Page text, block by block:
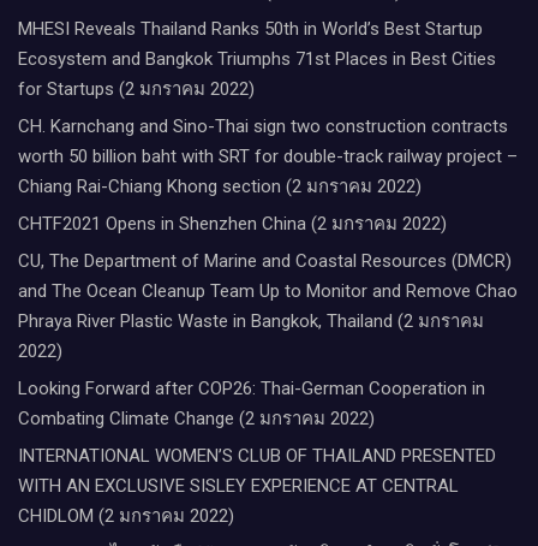
MHESI Reveals Thailand Ranks 50th in World’s Best Startup
Ecosystem and Bangkok Triumphs 71st Places in Best Cities
for Startups (2 มกราคม 2022)
CH. Karnchang and Sino-Thai sign two construction contracts
worth 50 billion baht with SRT for double-track railway project –
Chiang Rai-Chiang Khong section (2 มกราคม 2022)
CHTF2021 Opens in Shenzhen China (2 มกราคม 2022)
CU, The Department of Marine and Coastal Resources (DMCR)
and The Ocean Cleanup Team Up to Monitor and Remove Chao
Phraya River Plastic Waste in Bangkok, Thailand (2 มกราคม
2022)
Looking Forward after COP26: Thai-German Cooperation in
Combating Climate Change (2 มกราคม 2022)
INTERNATIONAL WOMEN’S CLUB OF THAILAND PRESENTED
WITH AN EXCLUSIVE SISLEY EXPERIENCE AT CENTRAL
CHIDLOM (2 มกราคม 2022)